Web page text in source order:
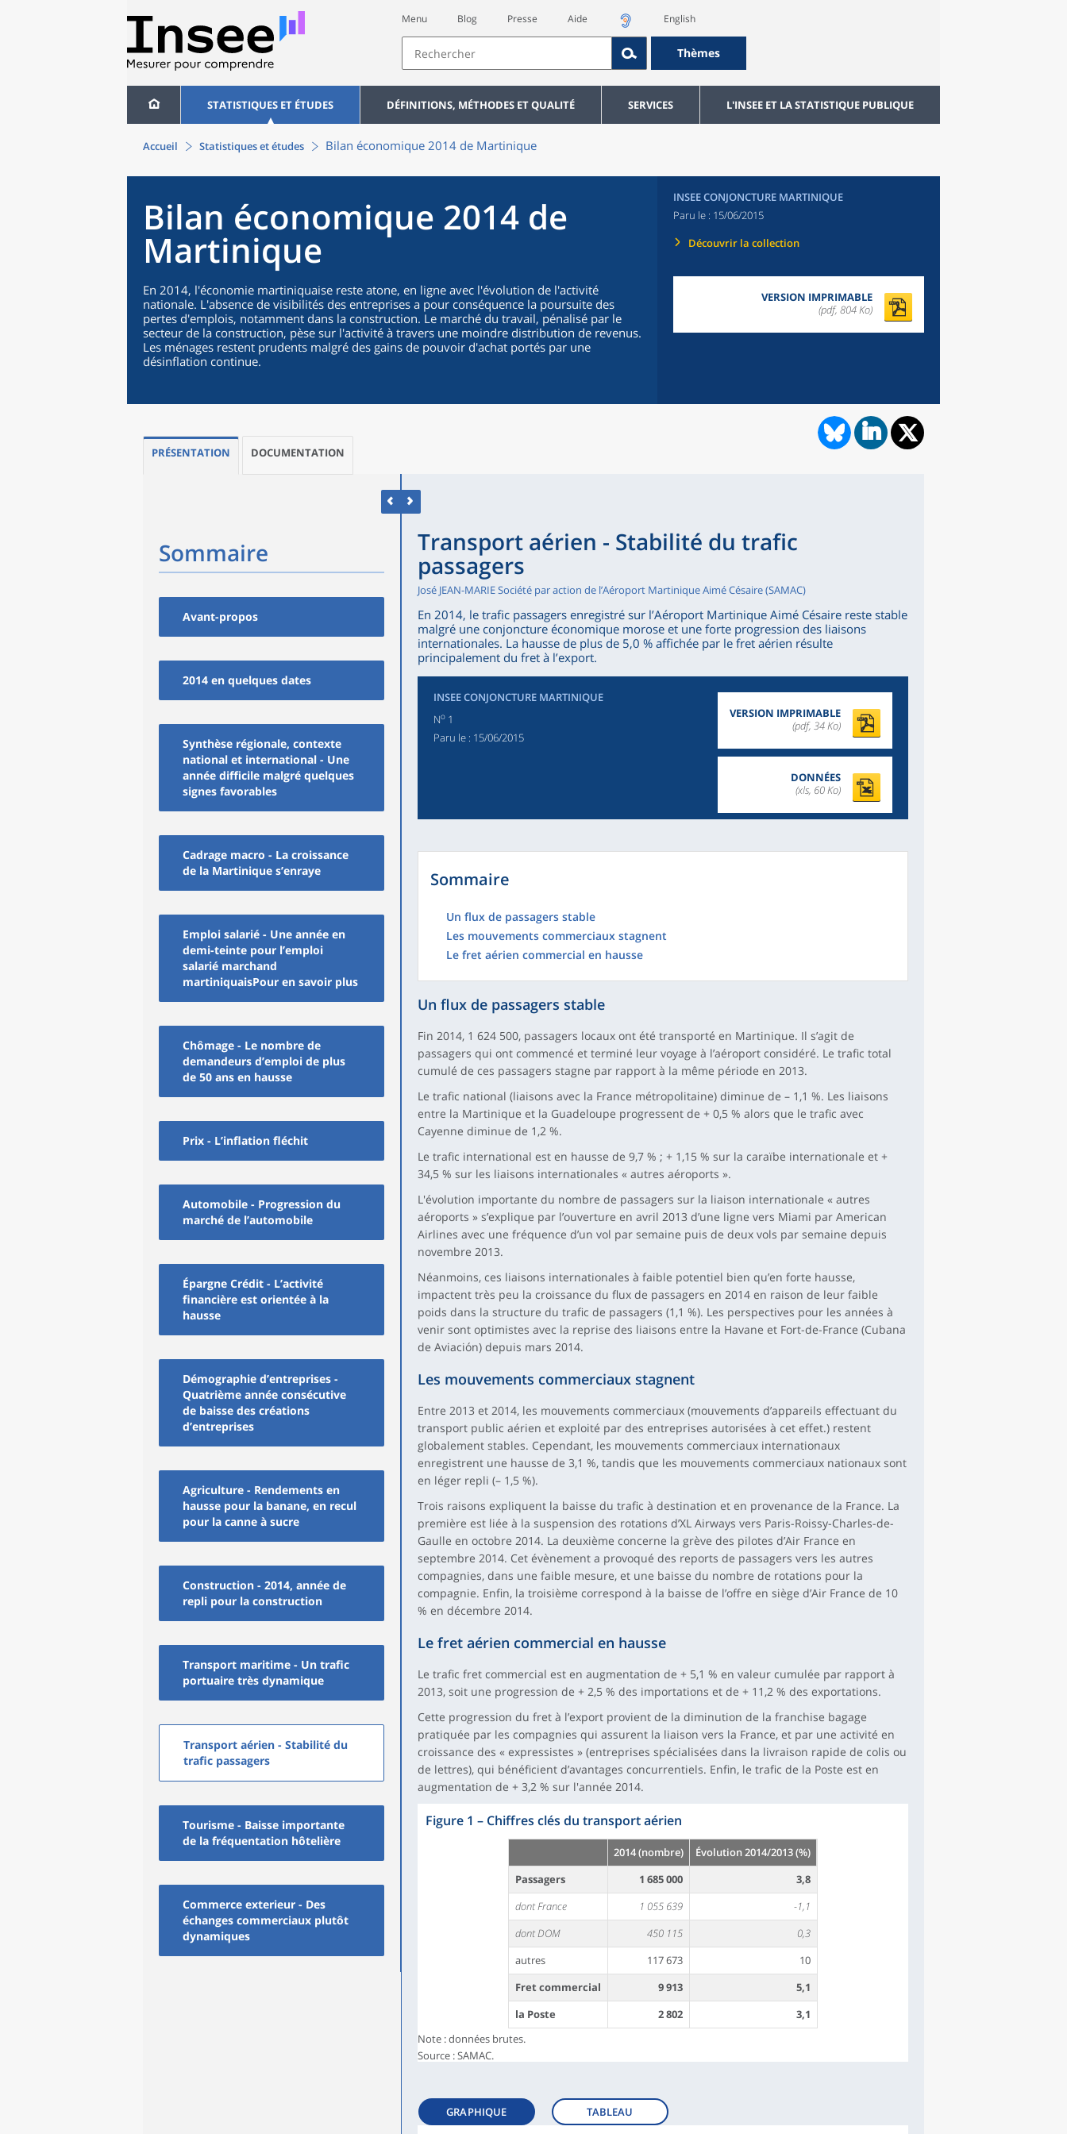
Menu Blog Presse Aide English
Thèmes
STATISTIQUES ET ÉTUDES DÉFINITIONS, MÉTHODES ET QUALITÉ SERVICES L'INSEE ET LA STATISTIQUE PUBLIQUE
Accueil Statistiques et études Bilan économique 2014 de Martinique
Bilan économique 2014 de
Martinique
En 2014, l'économie martiniquaise reste atone, en ligne avec l'évolution de l'activité
nationale. L'absence de visibilités des entreprises a pour conséquence la poursuite des
pertes d'emplois, notamment dans la construction. Le marché du travail, pénalisé par le
secteur de la construction, pèse sur l'activité à travers une moindre distribution de revenus.
Les ménages restent prudents malgré des gains de pouvoir d'achat portés par une
désinflation continue.
INSEE CONJONCTURE MARTINIQUE
Paru le : 15/06/2015
Découvrir la collection
VERSION IMPRIMABLE
(pdf, 804 Ko)
PRÉSENTATION DOCUMENTATION
Sommaire
Avant-propos
2014 en quelques dates
Synthèse régionale, contexte
national et international - Une
année difficile malgré quelques
signes favorables
Cadrage macro - La croissance
de la Martinique s’enraye
Emploi salarié - Une année en
demi-teinte pour l’emploi
salarié marchand
martiniquaisPour en savoir plus
Chômage - Le nombre de
demandeurs d’emploi de plus
de 50 ans en hausse
Prix - L’inflation fléchit
Automobile - Progression du
marché de l’automobile
Épargne Crédit - L’activité
financière est orientée à la
hausse
Démographie d’entreprises -
Quatrième année consécutive
de baisse des créations
d’entreprises
Agriculture - Rendements en
hausse pour la banane, en recul
pour la canne à sucre
Construction - 2014, année de
repli pour la construction
Transport maritime - Un trafic
portuaire très dynamique
Transport aérien - Stabilité du
trafic passagers
Tourisme - Baisse importante
de la fréquentation hôtelière
Commerce exterieur - Des
échanges commerciaux plutôt
dynamiques
Transport aérien - Stabilité du trafic
passagers
José JEAN-MARIE Société par action de l’Aéroport Martinique Aimé Césaire (SAMAC)
En 2014, le trafic passagers enregistré sur l’Aéroport Martinique Aimé Césaire reste stable
malgré une conjoncture économique morose et une forte progression des liaisons
internationales. La hausse de plus de 5,0 % affichée par le fret aérien résulte
principalement du fret à l’export.
INSEE CONJONCTURE MARTINIQUE
No1
Paru le : 15/06/2015
VERSION IMPRIMABLE
(pdf, 34 Ko)
DONNÉES
(xls, 60 Ko)
Sommaire
Un flux de passagers stable
Les mouvements commerciaux stagnent
Le fret aérien commercial en hausse
Un flux de passagers stable
Fin 2014, 1 624 500, passagers locaux ont été transporté en Martinique. Il s’agit de
passagers qui ont commencé et terminé leur voyage à l’aéroport considéré. Le trafic total
cumulé de ces passagers stagne par rapport à la même période en 2013.
Le trafic national (liaisons avec la France métropolitaine) diminue de – 1,1 %. Les liaisons
entre la Martinique et la Guadeloupe progressent de + 0,5 % alors que le trafic avec
Cayenne diminue de 1,2 %.
Le trafic international est en hausse de 9,7 % ; + 1,15 % sur la caraïbe internationale et +
34,5 % sur les liaisons internationales « autres aéroports ».
L'évolution importante du nombre de passagers sur la liaison internationale « autres
aéroports » s’explique par l’ouverture en avril 2013 d’une ligne vers Miami par American
Airlines avec une fréquence d’un vol par semaine puis de deux vols par semaine depuis
novembre 2013.
Néanmoins, ces liaisons internationales à faible potentiel bien qu’en forte hausse,
impactent très peu la croissance du flux de passagers en 2014 en raison de leur faible
poids dans la structure du trafic de passagers (1,1 %). Les perspectives pour les années à
venir sont optimistes avec la reprise des liaisons entre la Havane et Fort-de-France (Cubana
de Aviación) depuis mars 2014.
Les mouvements commerciaux stagnent
Entre 2013 et 2014, les mouvements commerciaux (mouvements d’appareils effectuant du
transport public aérien et exploité par des entreprises autorisées à cet effet.) restent
globalement stables. Cependant, les mouvements commerciaux internationaux
enregistrent une hausse de 3,1 %, tandis que les mouvements commerciaux nationaux sont
en léger repli (– 1,5 %).
Trois raisons expliquent la baisse du trafic à destination et en provenance de la France. La
première est liée à la suspension des rotations d’XL Airways vers Paris-Roissy-Charles-de-
Gaulle en octobre 2014. La deuxième concerne la grève des pilotes d’Air France en
septembre 2014. Cet évènement a provoqué des reports de passagers vers les autres
compagnies, dans une faible mesure, et une baisse du nombre de rotations pour la
compagnie. Enfin, la troisième correspond à la baisse de l’offre en siège d’Air France de 10
% en décembre 2014.
Le fret aérien commercial en hausse
Le trafic fret commercial est en augmentation de + 5,1 % en valeur cumulée par rapport à
2013, soit une progression de + 2,5 % des importations et de + 11,2 % des exportations.
Cette progression du fret à l’export provient de la diminution de la franchise bagage
pratiquée par les compagnies qui assurent la liaison vers la France, et par une activité en
croissance des « expressistes » (entreprises spécialisées dans la livraison rapide de colis ou
de lettres), qui bénéficient d’avantages concurrentiels. Enfin, le trafic de la Poste est en
augmentation de + 3,2 % sur l'année 2014.
Figure 1 – Chiffres clés du transport aérien
2014 (nombre)
Évolution 2014/2013 (%)
Passagers
1 685 000
3,8
dont France
1 055 639
-1,1
dont DOM
450 115
0,3
autres
117 673
10
Fret commercial
9 913
5,1
la Poste
2 802
3,1
Note : données brutes.
Source : SAMAC.
GRAPHIQUE TABLEAU